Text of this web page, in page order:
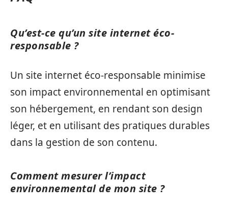
Qu’est-ce qu’un site internet éco-
responsable ?
Un site internet éco-responsable minimise
son impact environnemental en optimisant
son hébergement, en rendant son design
léger, et en utilisant des pratiques durables
dans la gestion de son contenu.
Comment mesurer l’impact
environnemental de mon site ?